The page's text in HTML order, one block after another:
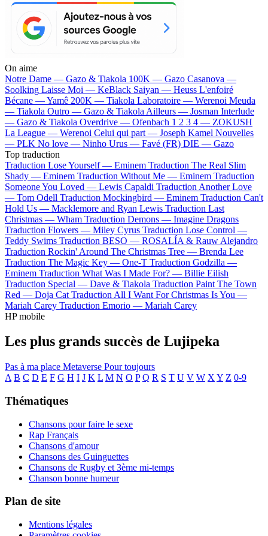
On aime
Notre Dame — Gazo & Tiakola 100K — Gazo Casanova —
Soolking Laisse Moi — KeBlack Saiyan — Heuss L'enfoiré
Bécane —Yamê 200K — Tiakola Laboratoire — Werenoi Meuda
— Tiakola Outro — Gazo & Tiakola Ailleurs — Josman Interlude
— Gazo & Tiakola Overdrive — Ofenbach 1 2 3 4 — ZOKUSH
La League — Werenoi Celui qui part — Joseph Kamel Nouvelles
— PLK No love — Ninho Urus — Favé (FR) DIE — Gazo
Top traduction
Traduction Lose Yourself — Eminem Traduction The Real Slim
Shady — Eminem Traduction Without Me — Eminem Traduction
Someone You Loved — Lewis Capaldi Traduction Another Love
— Tom Odell Traduction Mockingbird — Eminem Traduction Can't
Hold Us — Macklemore and Ryan Lewis Traduction Last
Christmas — Wham Traduction Demons — Imagine Dragons
Traduction Flowers — Miley Cyrus Traduction Lose Control —
Teddy Swims Traduction BESO — ROSALÍA & Rauw Alejandro
Traduction Rockin' Around The Christmas Tree — Brenda Lee
Traduction The Magic Key — One-T Traduction Godzilla —
Eminem Traduction What Was I Made For? — Billie Eilish
Traduction Special — Dave & Tiakola Traduction Paint The Town
Red — Doja Cat Traduction All I Want For Christmas Is You —
Mariah Carey Traduction Emorio — Mariah Carey
HP mobile
Les plus grands succès de Lujipeka
Pas à ma place Metaverse Pour toujours
A B C D E F G H I J K L M N O P Q R S T U V W X Y Z 0-9
Thématiques
Chansons pour faire le sexe
Rap Français
Chansons d'amour
Chansons des Guinguettes
Chansons de Rugby et 3ème mi-temps
Chanson bonne humeur
Plan de site
Mentions légales